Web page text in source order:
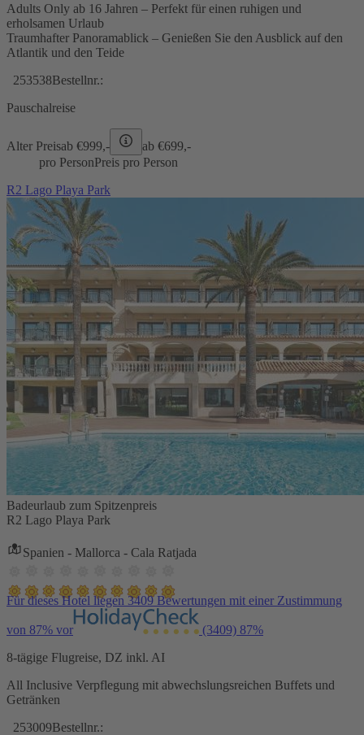
Adults Only ab 16 Jahren – Perfekt für einen ruhigen und
erholsamen Urlaub
Traumhafter Panoramablick – Genießen Sie den Ausblick auf den
Atlantik und den Teide
253538Bestellnr.:
Pauschalreise
Alter Preisab €999,- ab €699,-
pro PersonPreis pro Person
R2 Lago Playa Park
Badeurlaub zum Spitzenpreis
R2 Lago Playa Park
Spanien - Mallorca - Cala Ratjada
Für dieses Hotel liegen 3409 Bewertungen mit einer Zustimmung
von 87% vor (3409) 87%
8-tägige Flugreise, DZ inkl. AI
All Inclusive Verpflegung mit abwechslungsreichen Buffets und
Getränken
253009Bestellnr.: